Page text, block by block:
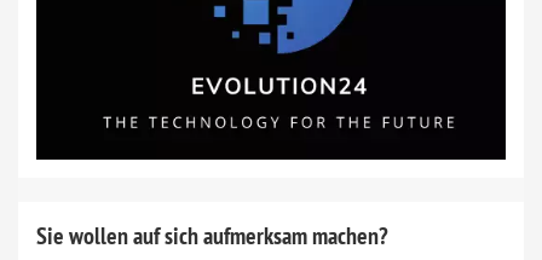
Sie wollen auf sich aufmerksam machen?